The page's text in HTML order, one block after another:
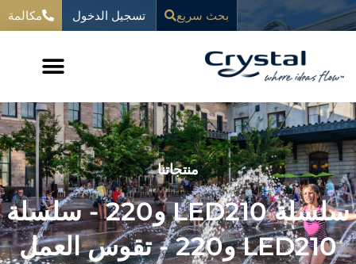
المحتوى
تخطي
إلى
بحث سريع تسجيل الدخول مكالمة
منتجاتنا
سلسلة LED210 و220 - سلسلة
LED210 و220 - تقوس العمل